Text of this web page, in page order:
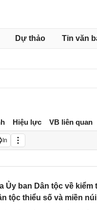
Dự thảo Tin văn
Hiệu lực VB liên quan
In
Ủy ban Dân tộc về
tộc thiểu số và miền